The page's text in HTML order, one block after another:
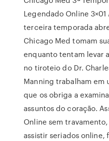
Legendado Online
terceira temporada
Chicago Med tomam
enquanto tentam levar
no tiroteio do Dr.
Manning trabalham em
que os obriga a
assuntos do coração.
Online sem
assistir seriados online,